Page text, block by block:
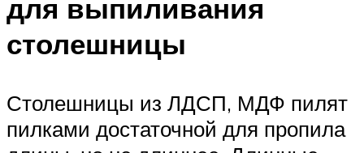
для выпиливания
столешницы
Столешницы из ЛДСП, МДФ пилят
пилками достаточной для пропила